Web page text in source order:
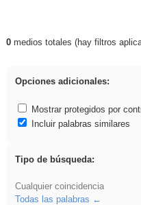
Resultados de:
0medios totales (hay filtros
Opciones adicionales:
Mostrar protegidos por
Incluir palabras similares
Tipo de búsqueda:
Cualquier coincidencia
Todas las palabras